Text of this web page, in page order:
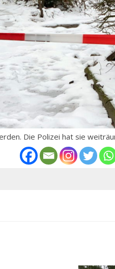
Die Polizei hat sie